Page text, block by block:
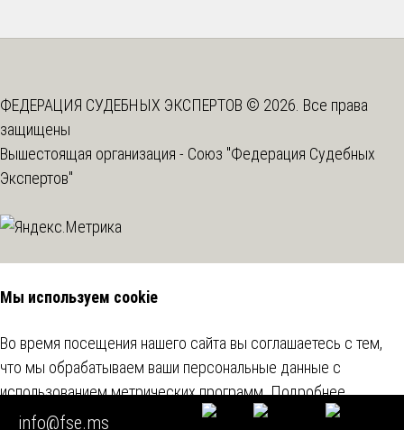
ФЕДЕРАЦИЯ СУДЕБНЫХ ЭКСПЕРТОВ © 2026. Все права
защищены
Вышестоящая организация - Союз "Федерация Судебных
Экспертов"
info@fse.ms
Мы используем cookie
Во время посещения нашего сайта вы соглашаетесь с тем,
что мы обрабатываем ваши персональные данные с
использованием метрических программ.Подробнее